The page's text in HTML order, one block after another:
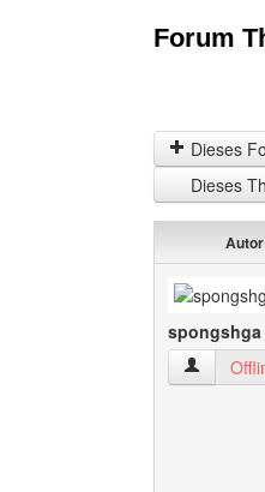
Forum
Dieses
Dieses
Autor
spongshga